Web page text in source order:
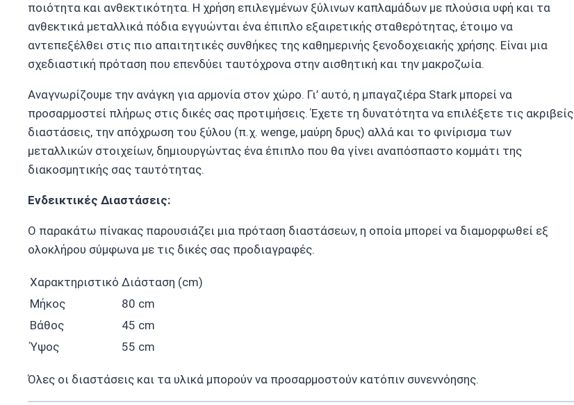
ποιότητα και ανθεκτικότητα. Η χρήση επιλεγμένων ξύλινων καπλαμάδων με πλούσια υφή και τα
ανθεκτικά μεταλλικά πόδια εγγυώνται ένα έπιπλο εξαιρετικής σταθερότητας, έτοιμο να
αντεπεξέλθει στις πιο απαιτητικές συνθήκες της καθημερινής ξενοδοχειακής χρήσης. Είναι μια
σχεδιαστική πρόταση που επενδύει ταυτόχρονα στην αισθητική και την μακροζωία.
Αναγνωρίζουμε την ανάγκη για αρμονία στον χώρο. Γι’ αυτό, η μπαγαζιέρα Stark μπορεί να
προσαρμοστεί πλήρως στις δικές σας προτιμήσεις. Έχετε τη δυνατότητα να επιλέξετε τις ακριβείς
διαστάσεις, την απόχρωση του ξύλου (π.χ. wenge, μαύρη δρυς) αλλά και το φινίρισμα των
μεταλλικών στοιχείων, δημιουργώντας ένα έπιπλο που θα γίνει αναπόσπαστο κομμάτι της
διακοσμητικής σας ταυτότητας.
Ενδεικτικές Διαστάσεις:
Ο παρακάτω πίνακας παρουσιάζει μια πρόταση διαστάσεων, η οποία μπορεί να διαμορφωθεί εξ
ολοκλήρου σύμφωνα με τις δικές σας προδιαγραφές.
Χαρακτηριστικό Διάσταση (cm)
Μήκος
80 cm
Βάθος
45 cm
Ύψος
55 cm
Όλες οι διαστάσεις και τα υλικά μπορούν να προσαρμοστούν κατόπιν συνεννόησης.